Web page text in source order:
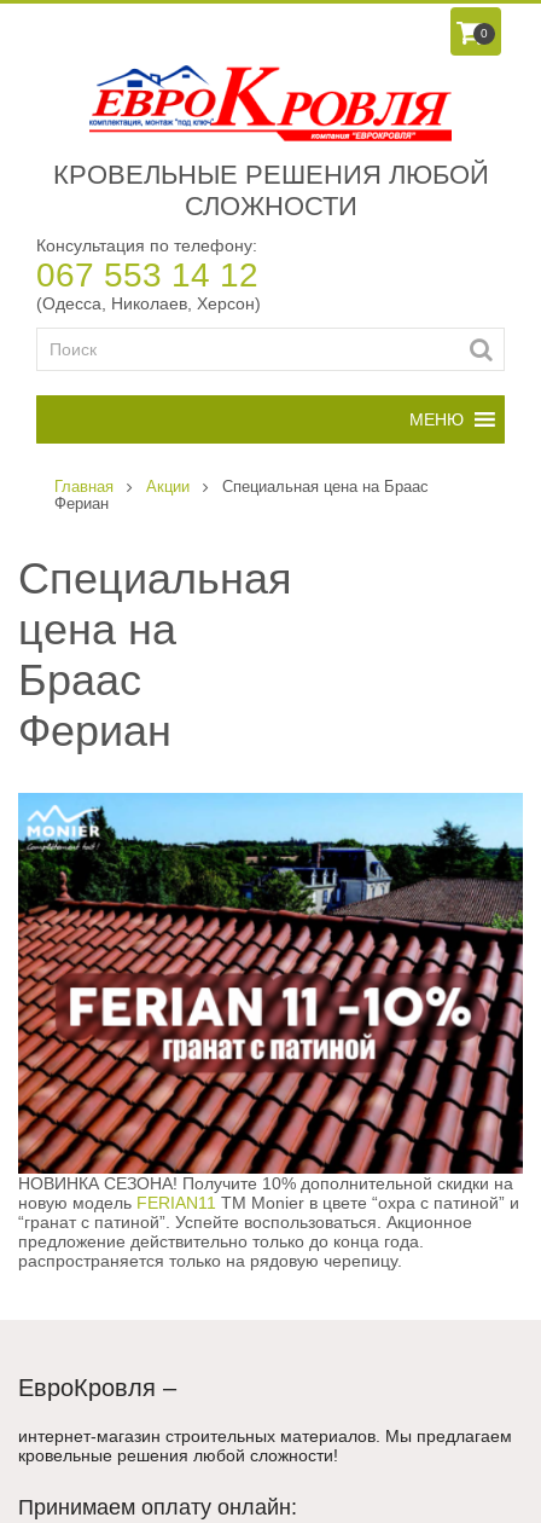
0
КРОВЕЛЬНЫЕ РЕШЕНИЯ ЛЮБОЙ
СЛОЖНОСТИ
Консультация по телефону:
067 553 14 12
(Одесса, Николаев, Херсон)
Главная Акции
Специальная цена на Браас
Фериан
Специальная
цена на
Браас
Фериан
НОВИНКА СЕЗОНА! Получите 10% дополнительной скидки на
новую модель FERIAN11 ТМ Monier в цвете “охра с патиной” и
“гранат с патиной”. Успейте воспользоваться. Акционное
предложение действительно только до конца года.
распространяется только на рядовую черепицу.
ЕвроКровля –
интернет-магазин строительных материалов. Мы предлагаем
кровельные решения любой сложности!
Принимаем оплату онлайн: